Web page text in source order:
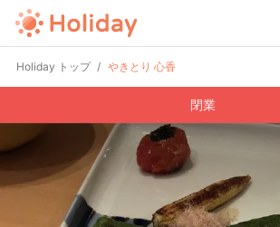
Holiday トップ やきとり 心香
閉業